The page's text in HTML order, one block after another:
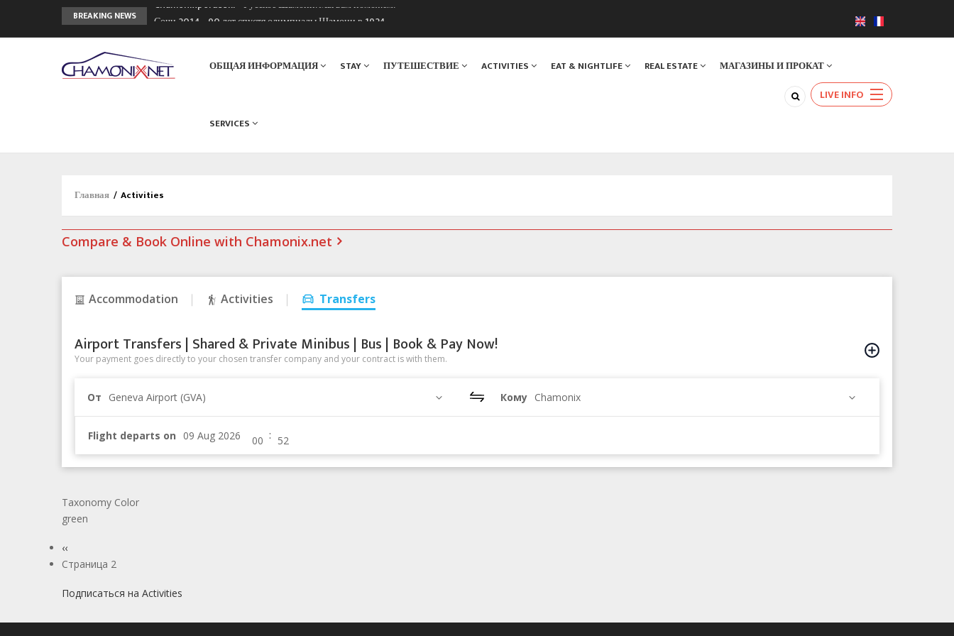
BREAKING NEWS
Сочи 2014 - 90 лет спустя олимпиады Шамони в 1924
Кол де Монте закрыт 11 января 2013
ОБЩАЯ ИНФОРМАЦИЯ STAY ПУТЕШЕСТВИЕ ACTIVITIES EAT & NIGHTLIFE REAL ESTATE МАГАЗИНЫ И ПРОКАТ
SERVICES
LIVE INFO
Главная / Activities
Compare & Book Online with Chamonix.net
Accommodation Activities Transfers
Airport Transfers | Shared & Private Minibus | Bus | Book & Pay Now!
Your payment goes directly to your chosen transfer company and your contract is with them.
От Geneva Airport (GVA) Кому Chamonix
Flight departs on :
Taxonomy Color
green
страниц
Предыдущая
страница
‹‹
Страница 2
Подписаться на Activities